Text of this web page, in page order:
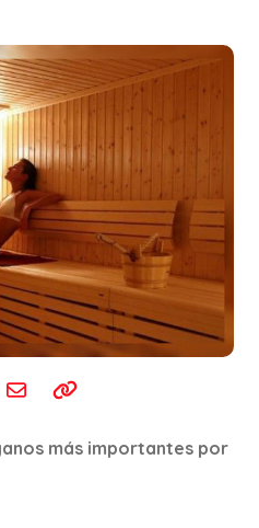
más importantes por